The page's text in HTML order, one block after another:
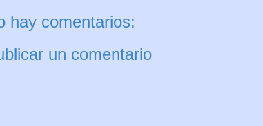
hay comentarios:
un comentario